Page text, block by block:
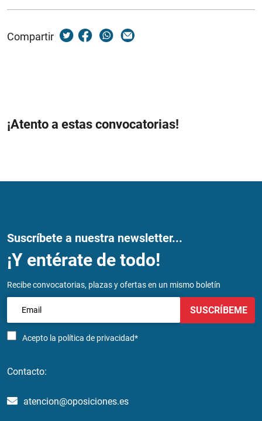
Compartir
¡Atento a estas convocatorias!
Suscríbete a nuestra newsletter...
¡Y entérate de todo!
Recibe convocatorias, plazas y ofertas en un mismo boletín
Acepto la política de privacidad*
SUSCRÍBEME
Contacto:
atencion@oposiciones.es